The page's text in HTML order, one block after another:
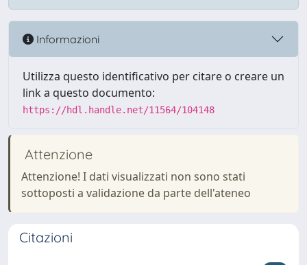
Informazioni
Utilizza questo identificativo per citare o creare un
link a questo documento:
https://hdl.handle.net/11564/104148
Attenzione
Attenzione! I dati visualizzati non sono stati
sottoposti a validazione da parte dell'ateneo
Citazioni